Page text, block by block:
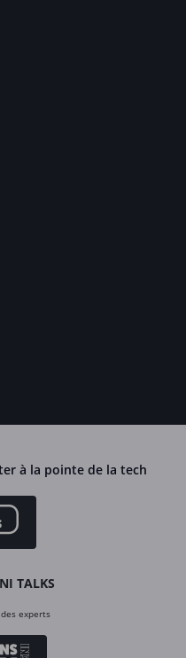
à la pointe de la tech
TALKS
experts